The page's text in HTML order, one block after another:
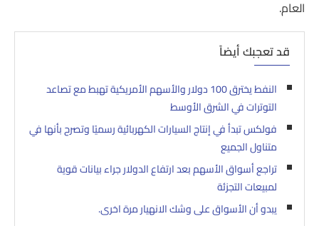
العام.
قد تعجبك أيضاً
النفط يخترق 100 دولار والأسهم الأمريكية تهبط مع تصاعد
التوترات في الشرق الأوسط
فولكس تبدأ في إنتاج السيارات الكهربائية رسميًا وتصرح بأنها في
متناول الجميع
تراجع أسواق الأسهم بعد ارتفاع الدولار جراء بيانات قوية
لمبيعات التجزئة
يبدو أن الأسواق على وشك الانهيار مرة اخرى.